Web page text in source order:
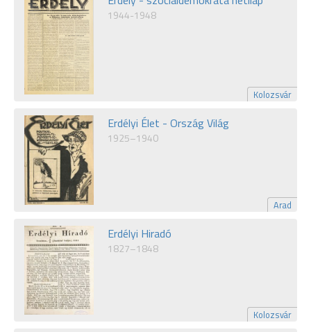
1944-1948
Kolozsvár
Erdélyi Élet - Ország Világ
1925–1940
Arad
Erdélyi Hiradó
1827–1848
Kolozsvár